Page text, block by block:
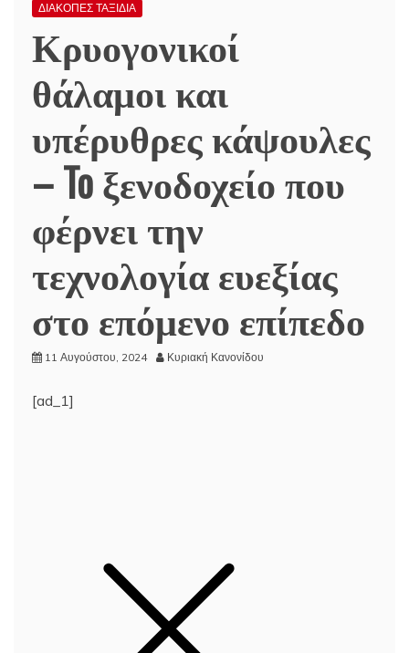
ΔΙΑΚΟΠΕΣ ΤΑΞΙΔΙΑ
Κρυογονικοί
θάλαμοι και
υπέρυθρες κάψουλες
– To ξενοδοχείο που
φέρνει την
τεχνολογία ευεξίας
στο επόμενο επίπεδο
11 Αυγούστου, 2024 Κυριακή Κανονίδου
[ad_1]